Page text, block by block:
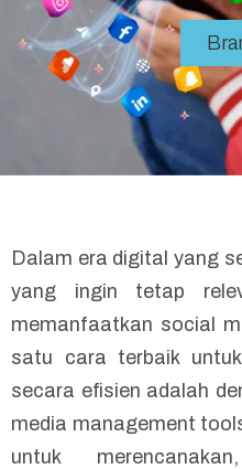
Dalam era digital yang
yang ingin tetap
memanfaatkan social
satu cara terbaik
secara efisien adalah
media management
untuk